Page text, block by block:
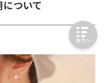
ついて
目次へ